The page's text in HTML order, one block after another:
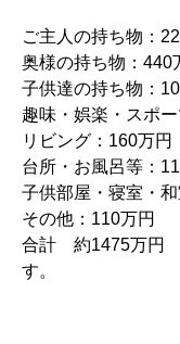
ご主人の持ち物：
奥様の持ち物：440
子供達の持ち物：
趣味・娯楽・スポ
リビング：160万円
台所・お風呂等：
子供部屋・寝室・
その他：110万円
合計 約1475万円
す。